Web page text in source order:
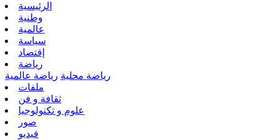
الرئيسية
وطنية
عالمية
سياسة
إقتصاد
رياضة
رياضة محلية رياضة عالمية
ملفات
ثقافة و فن
علوم و تكنولوجيا
صور
فيديو